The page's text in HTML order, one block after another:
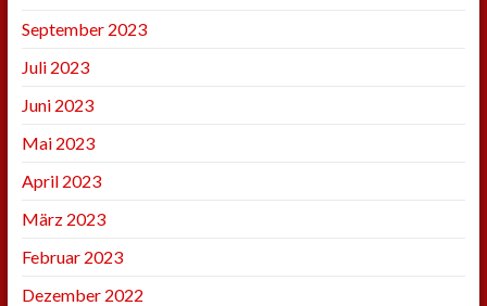
September 2023
Juli 2023
Juni 2023
Mai 2023
April 2023
März 2023
Februar 2023
Dezember 2022